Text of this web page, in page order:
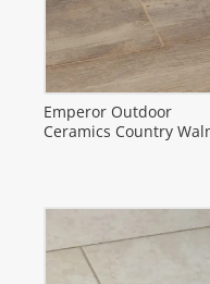
Emperor Outdoor
Ceramics Country